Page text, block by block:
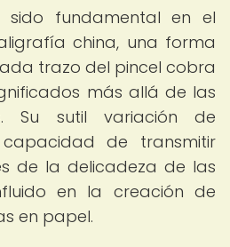
fundamental en el
china, una forma
trazo del pincel cobra
más allá de las
Su sutil variación de
de transmitir
de la delicadeza de las
en la creación de
en papel.